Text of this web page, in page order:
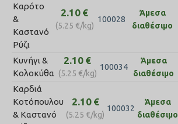
Καρότο
&
Καστανό
Ρύζι
2.10 €
(5.25 €/kg)
100028
Άμεσα
διαθέσιμο
Κυνήγι &
Κολοκύθα
2.10 €
(5.25 €/kg)
100034
Άμεσα
διαθέσιμο
Καρδιά
Κοτόπουλου
& Καστανό
2.10 €
(5.25 €/kg)
100032
Άμεσα
διαθέσιμο